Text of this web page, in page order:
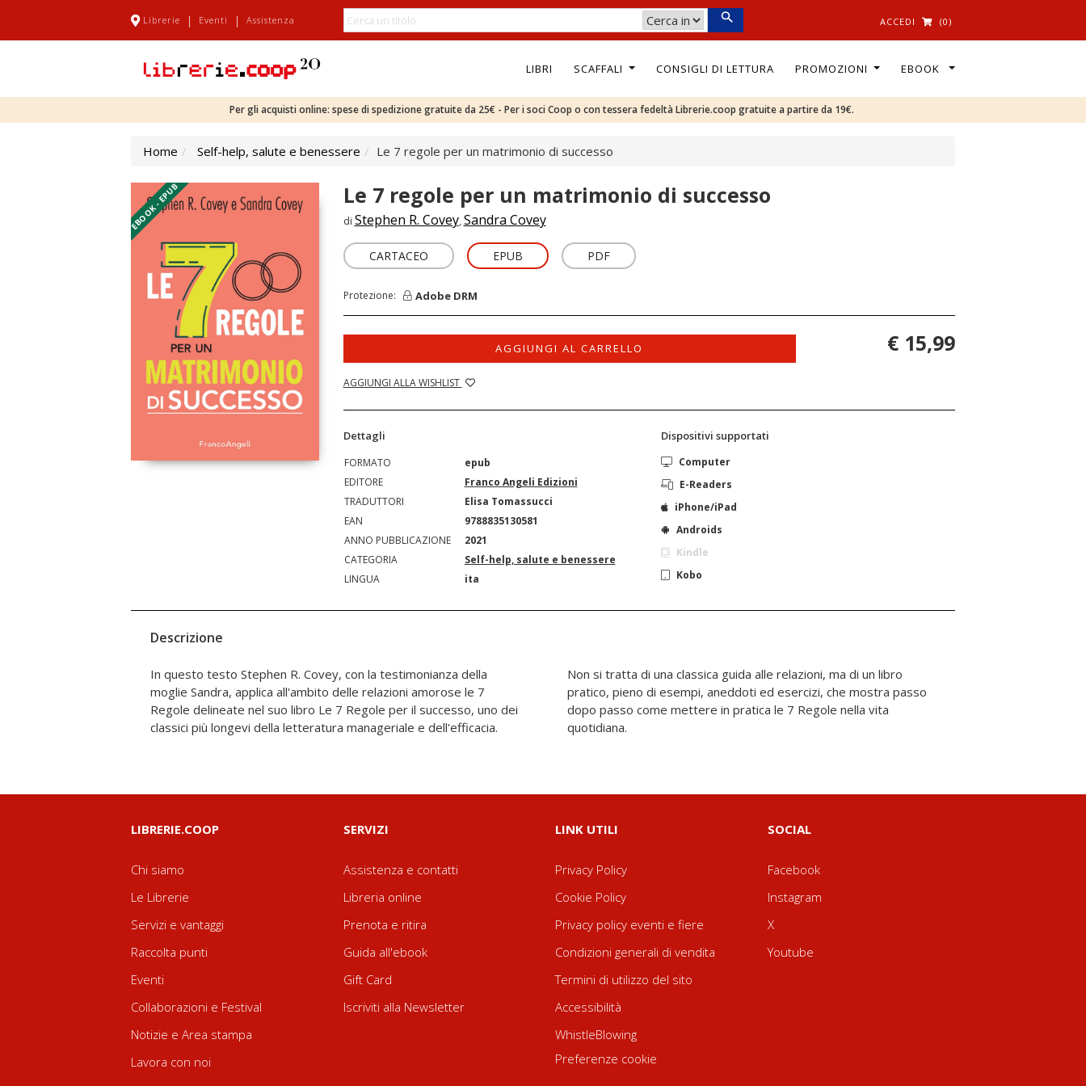
Librerie | Eventi | Assistenza ACCEDI (0)
LIBRI SCAFFALI CONSIGLI DI LETTURA PROMOZIONI EBOOK
Per gli acquisti online: spese di spedizione gratuite da 25€ - Per i soci Coop o con tessera fedeltà Librerie.coop gratuite a partire da 19€.
Home Self-help, salute e benessere Le 7 regole per un matrimonio di successo
EBOOK - EPUB Le 7 regole per un matrimonio di successo
di Stephen R. Covey, Sandra Covey
CARTACEO EPUB PDF
Protezione: Adobe DRM
AGGIUNGI AL CARRELLO
AGGIUNGI ALLA WISHLIST
€ 15,99
Dettagli
FORMATO
epub
EDITORE
Franco Angeli Edizioni
TRADUTTORI
Elisa Tomassucci
EAN
9788835130581
ANNO PUBBLICAZIONE
2021
CATEGORIA
Self-help, salute e benessere
LINGUA
ita
Dispositivi supportati
Computer
E-Readers
iPhone/iPad
Androids
Kindle
Kobo
Descrizione
In questo testo Stephen R. Covey, con la testimonianza della
moglie Sandra, applica all'ambito delle relazioni amorose le 7
Regole delineate nel suo libro Le 7 Regole per il successo, uno dei
classici più longevi della letteratura manageriale e dell'efficacia.
Non si tratta di una classica guida alle relazioni, ma di un libro
pratico, pieno di esempi, aneddoti ed esercizi, che mostra passo
dopo passo come mettere in pratica le 7 Regole nella vita
quotidiana.
LIBRERIE.COOP
Chi siamo
Le Librerie
Servizi e vantaggi
Raccolta punti
Eventi
Collaborazioni e Festival
Notizie e Area stampa
Lavora con noi
SERVIZI
Assistenza e contatti
Libreria online
Prenota e ritira
Guida all'ebook
Gift Card
Iscriviti alla Newsletter
LINK UTILI
Privacy Policy
Cookie Policy
Privacy policy eventi e fiere
Condizioni generali di vendita
Termini di utilizzo del sito
Accessibilità
WhistleBlowing
Preferenze cookie
SOCIAL
Facebook
Instagram
X
Youtube